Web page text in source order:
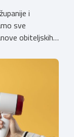
i
sve
obiteljskih
o
novi
već izdana